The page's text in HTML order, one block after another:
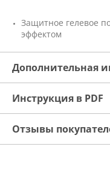
Защитное гелевое
эффектом
Дополнительная
Инструкция в PDF
Отзывы